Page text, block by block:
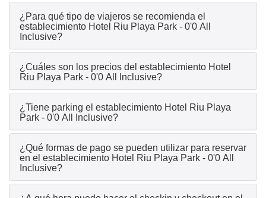
¿Para qué tipo de viajeros se recomienda el
establecimiento Hotel Riu Playa Park - 0'0 All
Inclusive?
¿Cuáles son los precios del establecimiento Hotel
Riu Playa Park - 0'0 All Inclusive?
¿Tiene parking el establecimiento Hotel Riu Playa
Park - 0'0 All Inclusive?
¿Qué formas de pago se pueden utilizar para reservar
en el establecimiento Hotel Riu Playa Park - 0'0 All
Inclusive?